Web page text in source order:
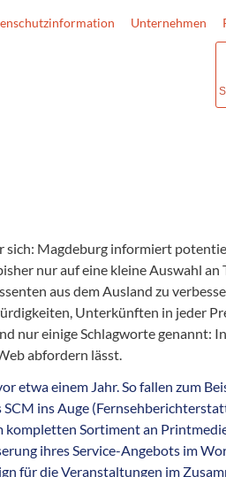
Unternehmen
sich: Magdeburg informiert
nur auf eine kleine Auswahl an
aus dem Ausland zu
Unterkünften in jeder
nur einige Schlagworte genannt:
abfordern lässt.
einem Jahr. So fallen zum
ins Auge
Sortiment an
ihres Service-Angebots im
für die Veranstaltungen im